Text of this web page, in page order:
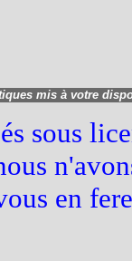
mis à votre
sous
en